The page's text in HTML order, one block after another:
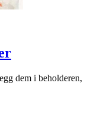
dem i beholderen,